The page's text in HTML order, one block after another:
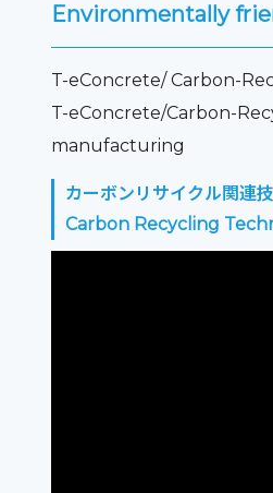
Environmentally
T-eConcrete/ Carbon-
T-eConcrete/Carbon-
manufacturing
カーボンリサイクル関連
Carbon Recycling